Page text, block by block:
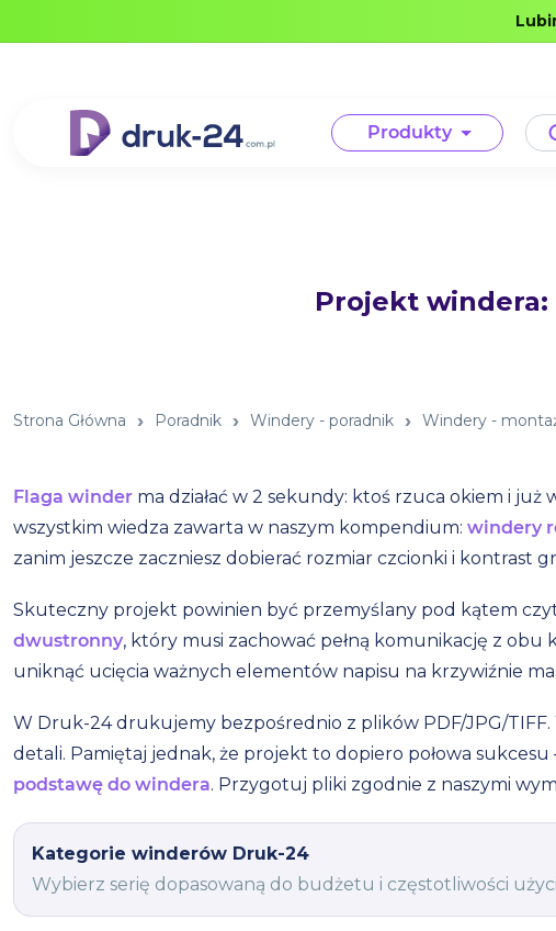
Produkty
Projekt windera:
Strona Główna Poradnik Windery - poradnik Windery -
Flaga winder ma działać w 2 sekundy: ktoś rzuca okiem i
wszystkim wiedza zawarta w naszym kompendium: windery
zanim jeszcze zaczniesz dobierać rozmiar czcionki i kontrast
Skuteczny projekt powinien być przemyślany pod kątem
dwustronny, który musi zachować pełną komunikację z
uniknąć ucięcia ważnych elementów napisu na krzywiźnie
W Druk-24 drukujemy bezpośrednio z plików PDF/JPG/TIFF.
detali. Pamiętaj jednak, że projekt to dopiero połowa
podstawę do windera. Przygotuj pliki zgodnie z naszymi
Kategorie winderów Druk-24
Wybierz serię dopasowaną do budżetu i częstotliwości